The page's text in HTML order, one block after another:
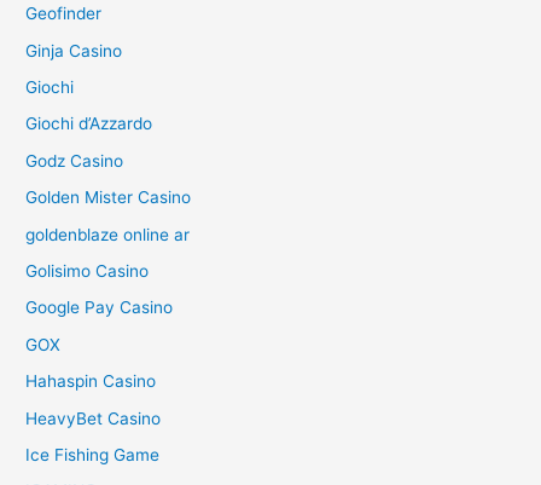
Geofinder
Ginja Casino
Giochi
Giochi d’Azzardo
Godz Casino
Golden Mister Casino
goldenblaze online ar
Golisimo Casino
Google Pay Casino
GOX
Hahaspin Casino
HeavyBet Casino
Ice Fishing Game